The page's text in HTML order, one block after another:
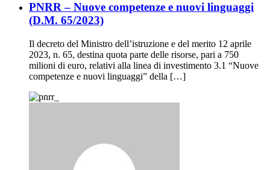
PNRR – Nuove competenze e nuovi linguaggi
(D.M. 65/2023)
Il decreto del Ministro dell’istruzione e del merito 12 aprile
2023, n. 65, destina quota parte delle risorse, pari a 750
milioni di euro, relativi alla linea di investimento 3.1 “Nuove
competenze e nuovi linguaggi” della […]